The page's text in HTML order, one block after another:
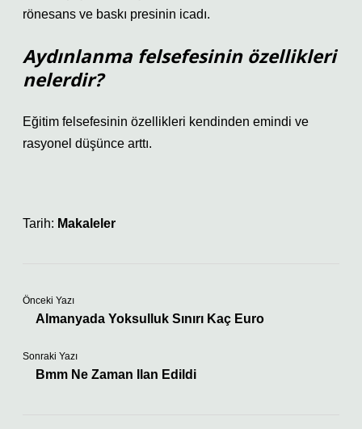
rönesans ve baskı presinin icadı.
Aydınlanma felsefesinin özellikleri
nelerdir?
Eğitim felsefesinin özellikleri kendinden emindi ve
rasyonel düşünce arttı.
Tarih: Makaleler
Önceki Yazı
Almanyada Yoksulluk Sınırı Kaç Euro
Sonraki Yazı
Bmm Ne Zaman Ilan Edildi